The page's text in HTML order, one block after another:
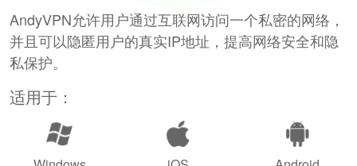
AndyVPN允许用户通过互联网访问一个私密的网络，
并且可以隐匿用户的真实IP地址，提高网络安全和隐
私保护。
适用于：